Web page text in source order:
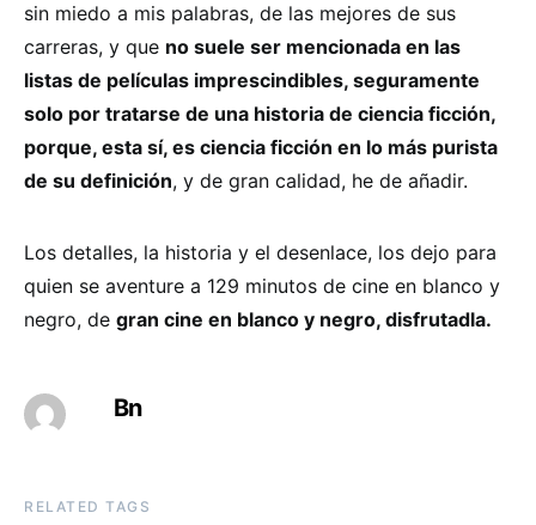
sin miedo a mis palabras, de las mejores de sus
carreras, y que no suele ser mencionada en las
listas de películas imprescindibles, seguramente
solo por tratarse de una historia de ciencia ficción,
porque, esta sí, es ciencia ficción en lo más purista
de su definición, y de gran calidad, he de añadir.
Los detalles, la historia y el desenlace, los dejo para
quien se aventure a 129 minutos de cine en blanco y
negro, de gran cine en blanco y negro, disfrutadla.
Bn
RELATED TAGS